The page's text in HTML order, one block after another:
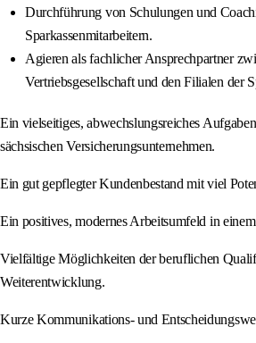
Durchführung von Schulungen und
Sparkassenmitarbeitern.
Agieren als fachlicher Ansprechpartner
Vertriebsgesellschaft und den Filialen der
Ein vielseitiges, abwechslungsreiches
sächsischen Versicherungsunternehmen.
Ein gut gepflegter Kundenbestand mit viel
Ein positives, modernes Arbeitsumfeld in
Vielfältige Möglichkeiten der beruflichen
Weiterentwicklung.
Kurze Kommunikations- und